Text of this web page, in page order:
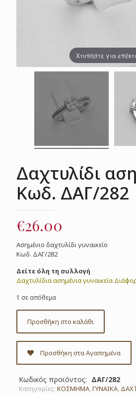
Χτυπήστε για
Δαχτυλίδι
Κωδ. ΔΑΓ/282
€26.00
Ασημένιο δαχτυλίδι γυναικείο
Κωδ. ΔΑΓ/282
Δείτε όλη τη συλλογή
Δαχτυλίδια ασημένια γυναικεία
1 σε απόθεμα
Προσθήκη στο καλάθι
Προσθήκη στα Αγαπημένα
Κωδικός προϊόντος: ΔΑΓ/282
Κατηγορίες: ΚΟΣΜΗΜΑ,ΓΥΝΑΙΚΑ,